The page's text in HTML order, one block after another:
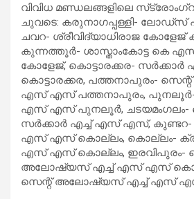
വിവിധ മണ്ഡലങ്ങളിലെ
ചുവടെ: കരുനാഗപ്പള്ളി-
ചവറ- ശ്രീവിദ്യാധിരാജ കോളേജ്
കുന്നത്തൂര്‍- ശാസ്താംകോട്ട കെ
കോളേജ്, കൊട്ടാരക്കര-
കൊട്ടാരക്കര, പത്തനാപുരം- സെന്റ്
എസ് എസ് പത്തനാപുരം, പുനലൂര്‍-
എസ് എസ് പുനലൂര്‍, ചടയമംഗലം-
സര്‍ക്കാര്‍ എച്ച് എസ് എസ്, കുണ്ടറ-
എസ് എസ് കൊല്ലം, കൊല്ലം-
എസ് എസ് കൊല്ലം, ഇരവിപുരം-
അലോഷ്യസ് എച്ച് എസ് എസ്
സെന്റ് അലോഷ്യസ് എച്ച് എസ്